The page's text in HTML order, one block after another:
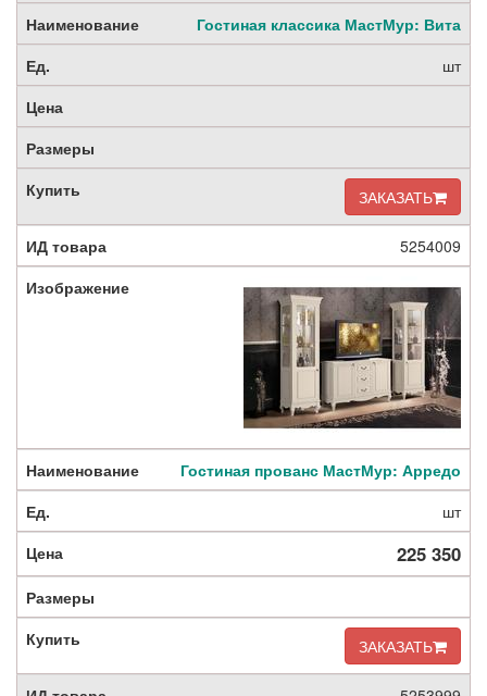
Гостиная классика МастМур: Вита
шт
ЗАКАЗАТЬ
5254009
Гостиная прованс МастМур: Арредо
шт
225 350
ЗАКАЗАТЬ